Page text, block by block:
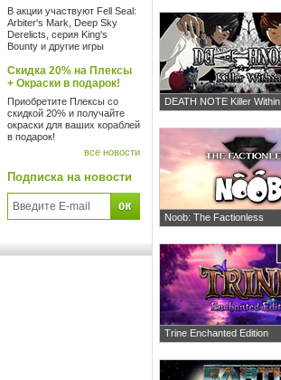
В акции участвуют Fell Seal:
Arbiter's Mark, Deep Sky
Derelicts, серия King's
Bounty и другие игры
Скидка 20% на Плексы
+ Окраски в подарок!
Приобретите Плексы со
скидкой 20% и получайте
окраски для ваших кораблей
в подарок!
все новости
Подписка на новости
DEATH NOTE Killer Within
Noob: The Factionless
Trine Enchanted Edition